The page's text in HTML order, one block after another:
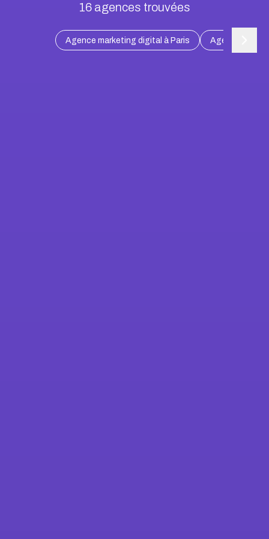
16agences trouvées
Agence marketing digital à Paris Agence